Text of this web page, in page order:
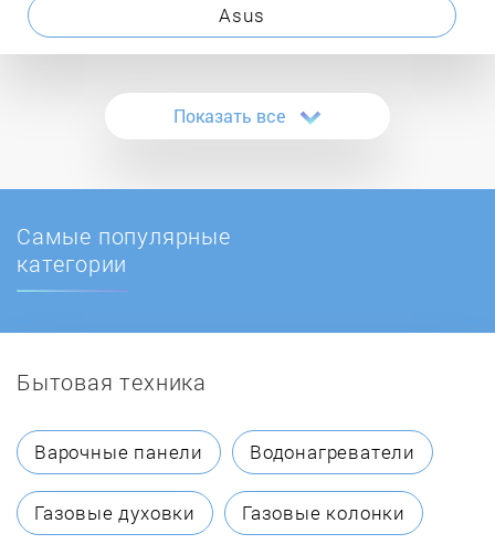
Asus
Black Fox
BlackBerry
CATerpillar
Digma
Doogee
Показать все
Самые популярные
категории
Бытовая техника
Варочные панели Водонагреватели
Газовые духовки Газовые колонки